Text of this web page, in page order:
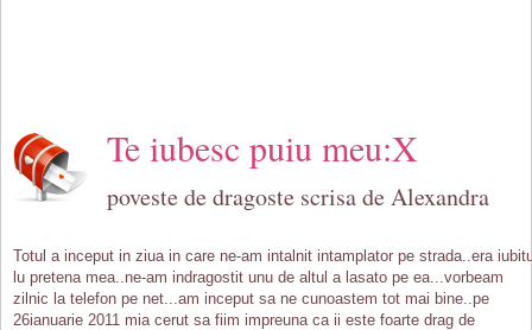
Te iubesc puiu meu:X
poveste de dragoste scrisa de Alexandra
Totul a inceput in ziua in care ne-am intalnit intamplator pe strada..era
lu pretena mea..ne-am indragostit unu de altul a lasato pe ea...vorbeam
zilnic la telefon pe net...am inceput sa ne cunoastem tot mai bine..pe
26ianuarie 2011 mia cerut sa fiim impreuna ca ii este foarte drag de